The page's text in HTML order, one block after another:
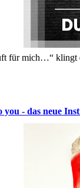
für mich…“ klingt
you - das neue